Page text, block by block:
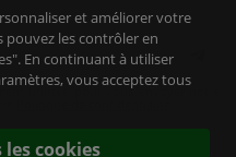
utilisée pour vous envoyer notre
et améliorer votre
pouvez les contrôler en
En continuant à utiliser
vous acceptez tous